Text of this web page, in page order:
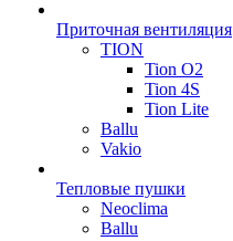
Приточная вентиляция
TION
Tion O2
Tion 4S
Tion Lite
Ballu
Vakio
Тепловые пушки
Neoclima
Ballu